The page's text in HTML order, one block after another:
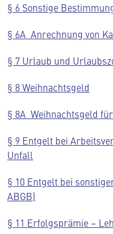
§ 6 Sonstige
§ 6A Anrechnung von
§ 7 Urlaub und
§ 8 Weihnachtsgeld
§ 8A Weihnachtsgeld
§ 9 Entgelt bei
Unfall
§ 10 Entgelt bei
ABGB)
§ 11 Erfolgsprämie –